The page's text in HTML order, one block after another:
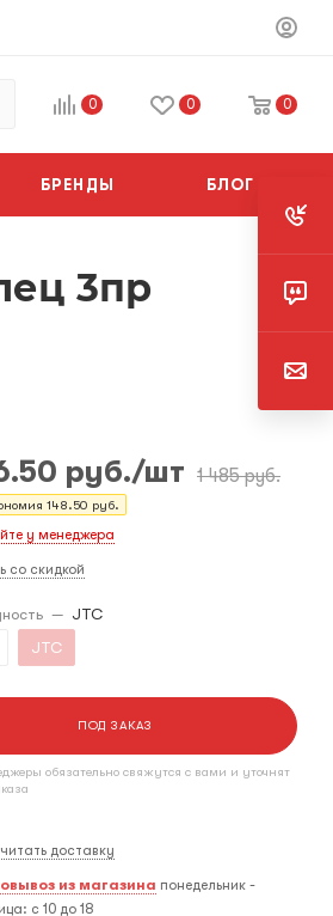
0 0 0
БРЕНДЫ БЛОГ
3пр
руб./шт 1 485руб.
148.50 руб.
у менеджера
со скидкой
— JTC
JTC
ПОД ЗАКАЗ
обязательно свяжутся с вами и уточнят
доставку
из магазина понедельник -
с 10 до 18